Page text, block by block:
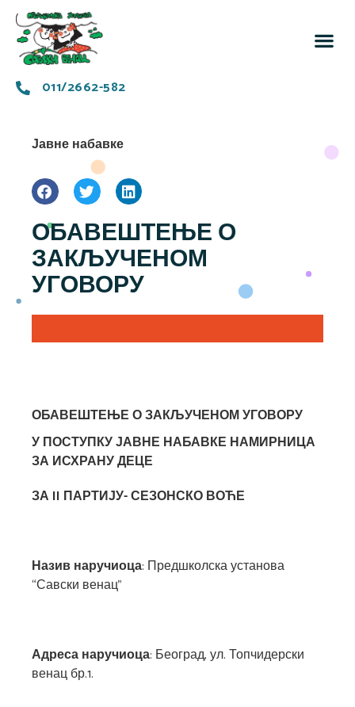
011/2662-582
Јавне набавке
ОБАВЕШТЕЊЕ О
ЗАКЉУЧЕНОМ
УГОВОРУ
ОБАВЕШТЕЊЕ О ЗАКЉУЧЕНОМ УГОВОРУ
У ПОСТУПКУ ЈАВНЕ НАБАВКЕ НАМИРНИЦА
ЗА ИСХРАНУ ДЕЦЕ
ЗА II ПАРТИЈУ- СЕЗОНСКО ВОЋЕ
Назив наручиоца: Предшколска установа
“Савски венац”
Адреса наручиоца: Београд, ул. Топчидерски
венац бр.1.